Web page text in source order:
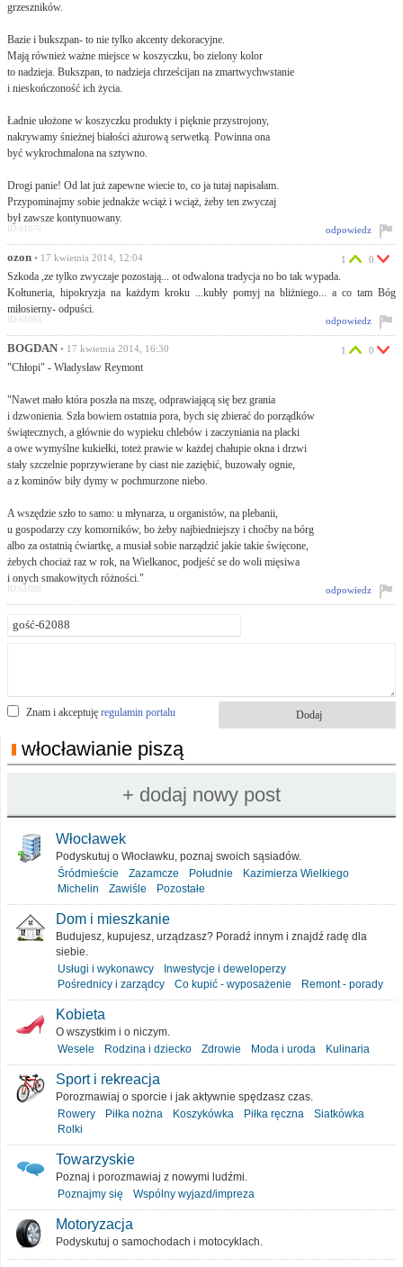
grzeszników.
Bazie i bukszpan- to nie tylko akcenty dekoracyjne.
Mają również ważne miejsce w koszyczku, bo zielony kolor
to nadzieja. Bukszpan, to nadzieja chrześcijan na zmartwychwstanie
i nieskończoność ich życia.
Ładnie ułożone w koszyczku produkty i pięknie przystrojony,
nakrywamy śnieżnej białości ażurową serwetką. Powinna ona
być wykrochmalona na sztywno.
Drogi panie! Od lat już zapewne wiecie to, co ja tutaj napisałam.
Przypominajmy sobie jednakże wciąż i wciąż, żeby ten zwyczaj
był zawsze kontynuowany.
odpowiedz
ID:61076
ozon • 17 kwietnia 2014, 12:04
Szkoda ,ze tylko zwyczaje pozostają... ot odwalona tradycja no bo tak wypada.
Kołtuneria, hipokryzja na każdym kroku ...kubły pomyj na bliżniego... a co tam Bóg
miłosierny- odpuści.
1 0
odpowiedz
ID:61083
BOGDAN • 17 kwietnia 2014, 16:30
"Chłopi" - Władysław Reymont
"Nawet mało która poszła na mszę, odprawiającą się bez grania
i dzwonienia. Szła bowiem ostatnia pora, bych się zbierać do porządków
świątecznych, a głównie do wypieku chlebów i zaczyniania na placki
a owe wymyślne kukiełki, toteż prawie w każdej chałupie okna i drzwi
stały szczelnie poprzywierane by ciast nie zaziębić, buzowały ognie,
a z kominów biły dymy w pochmurzone niebo.
A wszędzie szło to samo: u młynarza, u organistów, na plebanii,
u gospodarzy czy komorników, bo żeby najbiedniejszy i choćby na bórg
albo za ostatnią ćwiartkę, a musiał sobie narządzić jakie takie święcone,
żebych chociaż raz w rok, na Wielkanoc, podjeść se do woli mięsiwa
i onych smakowitych różności."
1 0
odpowiedz
ID:61088
Znam i akceptuję regulamin portalu
włocławianie piszą
Włocławek
Podyskutuj o Włocławku, poznaj swoich sąsiadów.
Śródmieście
Zazamcze Południe
Kazimierza Wielkiego
Michelin
Zawiśle Pozostałe
Dom i mieszkanie
Budujesz, kupujesz, urządzasz? Poradź innym i znajdź radę dla
siebie.
Usługi i wykonawcy
Inwestycje i deweloperzy
Pośrednicy i zarządcy
Co kupić - wyposażenie Remont - porady
Kobieta
O wszystkim i o niczym.
Wesele
Rodzina i dziecko Zdrowie Moda i uroda Kulinaria
Sport i rekreacja
Porozmawiaj o sporcie i jak aktywnie spędzasz czas.
Rowery
Piłka nożna Koszykówka Piłka ręczna
Siatkówka
Rolki
Towarzyskie
Poznaj i porozmawiaj z nowymi ludźmi.
Poznajmy się
Wspólny wyjazd/impreza
Motoryzacja
Podyskutuj o samochodach i motocyklach.